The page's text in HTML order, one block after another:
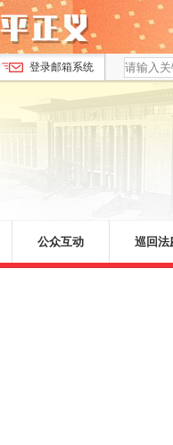
登录邮箱系统
公众互动 巡回法